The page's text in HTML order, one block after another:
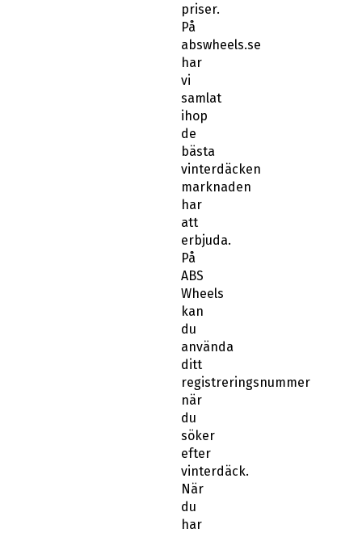
priser.
På
abswheels.se
har
vi
samlat
ihop
de
bästa
vinterdäcken
marknaden
har
att
erbjuda.
På
ABS
Wheels
kan
du
använda
ditt
registreringsnummer
när
du
söker
efter
vinterdäck.
När
du
har